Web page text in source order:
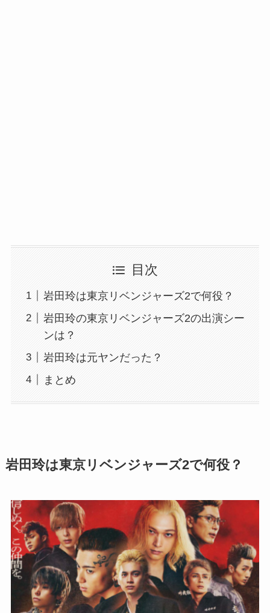
目次
岩田玲は東京リベンジャーズ2で何役？
岩田玲の東京リベンジャーズ2の出演シー
ンは？
岩田玲は元ヤンだった？
まとめ
岩田玲は東京リベンジャーズ2で何役？